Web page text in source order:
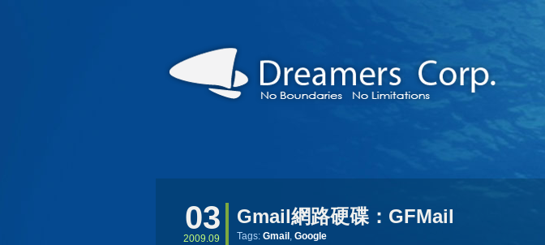
03
2009.09
Gmail網路硬碟：GFMail
Tags: Gmail , Google